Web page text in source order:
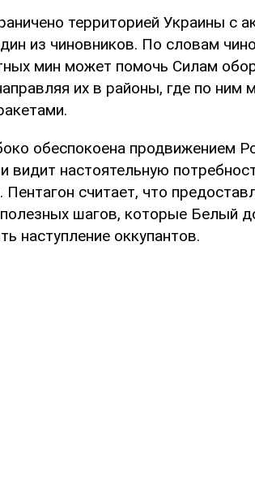
территорией Украины с
из чиновников. По словам
мин может помочь Силам
их в районы, где по ним
обеспокоена продвижением
видит настоятельную
Пентагон считает, что
шагов, которые Белый
наступление оккупантов.